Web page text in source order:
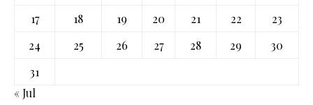
17
18 19 20 21 22
23
24
25 26 27 28 29
30
31
« Jul